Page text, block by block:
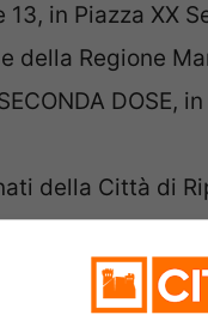
in Piazza XX
della Regione
DOSE,
della Città di
che non
a